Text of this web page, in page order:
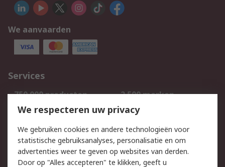
We aanvaarden
Services
750.000 producten
2.500 merken
Bestellen
Inkoopoplossingen
Track & Trace
Wettelijk
We respecteren uw privacy
We gebruiken cookies en andere technologieën voor
statistische gebruiksanalyses, personalisatie en om
advertenties weer te geven op websites van derden.
Door op "Alles accepteren" te klikken, geeft u